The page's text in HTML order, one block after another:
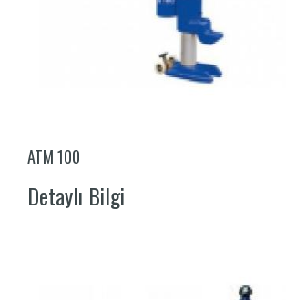
ATM 100
Detaylı Bilgi